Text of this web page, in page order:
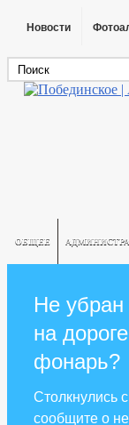
Новости
ОБЩЕЕ
Не убран
на
фонарь?
Столкнулись
сообщите о